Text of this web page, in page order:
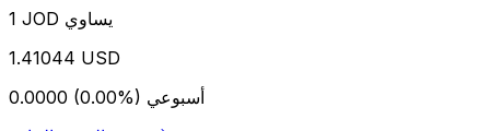
1 JOD يساوي
1.41044 USD
0.0000 (0.00%) أسبوعي